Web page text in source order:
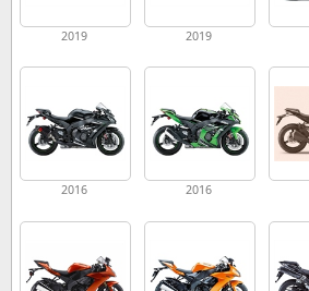
2019 2019
2016 2016